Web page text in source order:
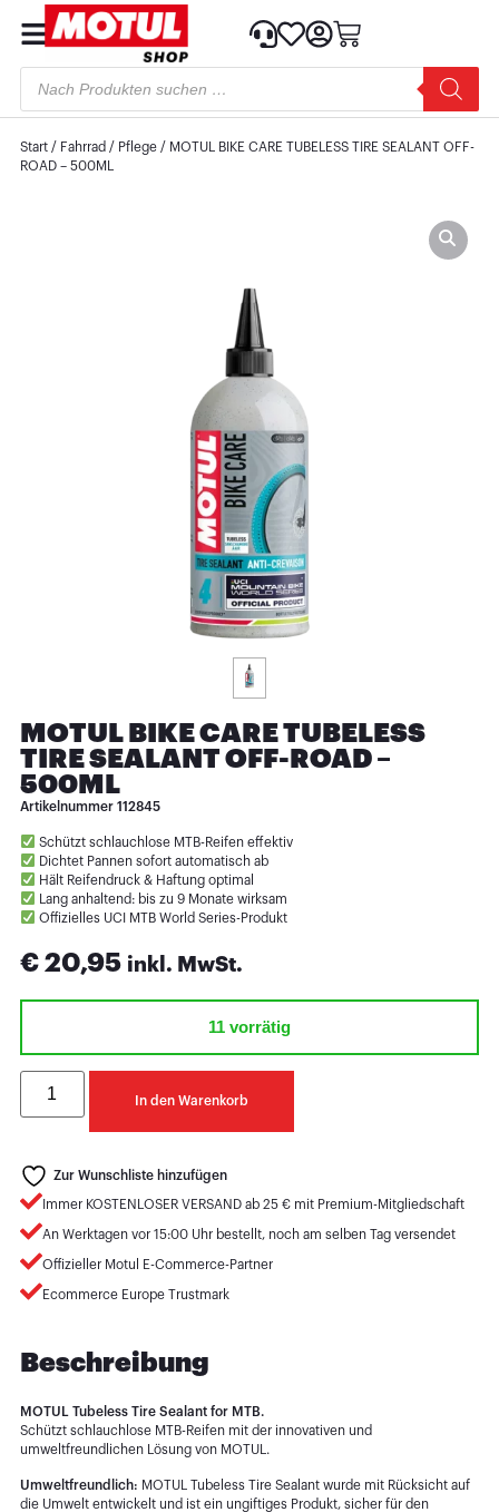
Start/ Fahrrad / Pflege/ MOTUL BIKE CARE TUBELESS TIRE SEALANT OFF-
ROAD – 500ML
MOTUL BIKE CARE TUBELESS
TIRE SEALANT OFF-ROAD –
500ML
Artikelnummer 112845
Schützt schlauchlose MTB-Reifen effektiv
Dichtet Pannen sofort automatisch ab
Hält Reifendruck & Haftung optimal
Lang anhaltend: bis zu 9 Monate wirksam
Offizielles UCI MTB World Series-Produkt
€20,95 inkl. MwSt.
11 vorrätig
In den Warenkorb
Zur Wunschliste hinzufügen
Immer KOSTENLOSER VERSAND ab 25 € mit Premium-Mitgliedschaft
An Werktagen vor 15:00 Uhr bestellt, noch am selben Tag versendet
Offizieller Motul E-Commerce-Partner
Ecommerce Europe Trustmark
Beschreibung
MOTUL Tubeless Tire Sealant for MTB.
Schützt schlauchlose MTB-Reifen mit der innovativen und
umweltfreundlichen Lösung von MOTUL.
Umweltfreundlich: MOTUL Tubeless Tire Sealant wurde mit Rücksicht auf
die Umwelt entwickelt und ist ein ungiftiges Produkt, sicher für den